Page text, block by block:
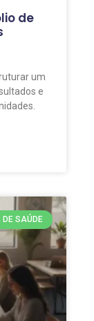
de
um
e
DE SAÚDE